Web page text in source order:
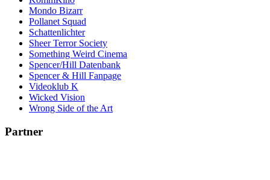
Mondo Bizarr
Pollanet Squad
Schattenlichter
Sheer Terror Society
Something Weird Cinema
Spencer/Hill Datenbank
Spencer & Hill Fanpage
Videoklub K
Wicked Vision
Wrong Side of the Art
Partner